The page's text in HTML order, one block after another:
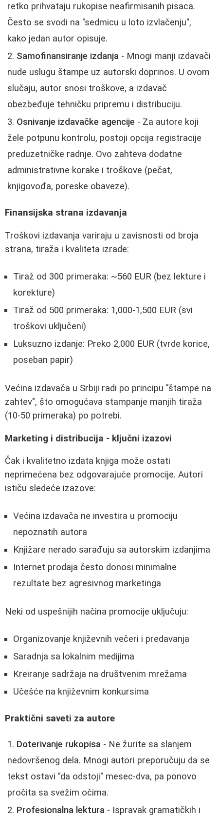
retko prihvataju rukopise neafirmisanih pisaca.
Često se svodi na "sedmicu u loto izvlačenju",
kako jedan autor opisuje.
Samofinansiranje izdanja - Mnogi manji izdavači
nude uslugu štampe uz autorski doprinos. U ovom
slučaju, autor snosi troškove, a izdavač
obezbeđuje tehničku pripremu i distribuciju.
Osnivanje izdavačke agencije - Za autore koji
žele potpunu kontrolu, postoji opcija registracije
preduzetničke radnje. Ovo zahteva dodatne
administrativne korake i troškove (pečat,
knjigovođa, poreske obaveze).
Finansijska strana izdavanja
Troškovi izdavanja variraju u zavisnosti od broja
strana, tiraža i kvaliteta izrade:
Tiraž od 300 primeraka: ~560 EUR (bez lekture i
korekture)
Tiraž od 500 primeraka: 1,000-1,500 EUR (svi
troškovi uključeni)
Luksuzno izdanje: Preko 2,000 EUR (tvrde korice,
poseban papir)
Većina izdavača u Srbiji radi po principu "štampe na
zahtev", što omogućava stampanje manjih tiraža
(10-50 primeraka) po potrebi.
Marketing i distribucija - ključni izazovi
Čak i kvalitetno izdata knjiga može ostati
neprimećena bez odgovarajuće promocije. Autori
ističu sledeće izazove:
Većina izdavača ne investira u promociju
nepoznatih autora
Knjižare nerado sarađuju sa autorskim izdanjima
Internet prodaja često donosi minimalne
rezultate bez agresivnog marketinga
Neki od uspešnijih načina promocije uključuju:
Organizovanje književnih večeri i predavanja
Saradnja sa lokalnim medijima
Kreiranje sadržaja na društvenim mrežama
Učešće na književnim konkursima
Praktični saveti za autore
Doterivanje rukopisa - Ne žurite sa slanjem
nedovršenog dela. Mnogi autori preporučuju da se
tekst ostavi "da odstoji" mesec-dva, pa ponovo
pročita sa svežim očima.
Profesionalna lektura - Ispravak gramatičkih i